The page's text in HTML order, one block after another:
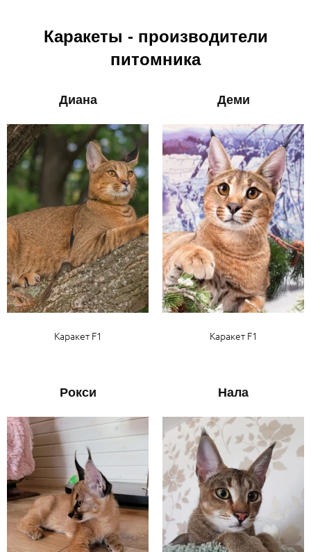
Каракеты - производители
питомника
Диана
Каракет F1
Деми
Каракет F1
Рокси Нала